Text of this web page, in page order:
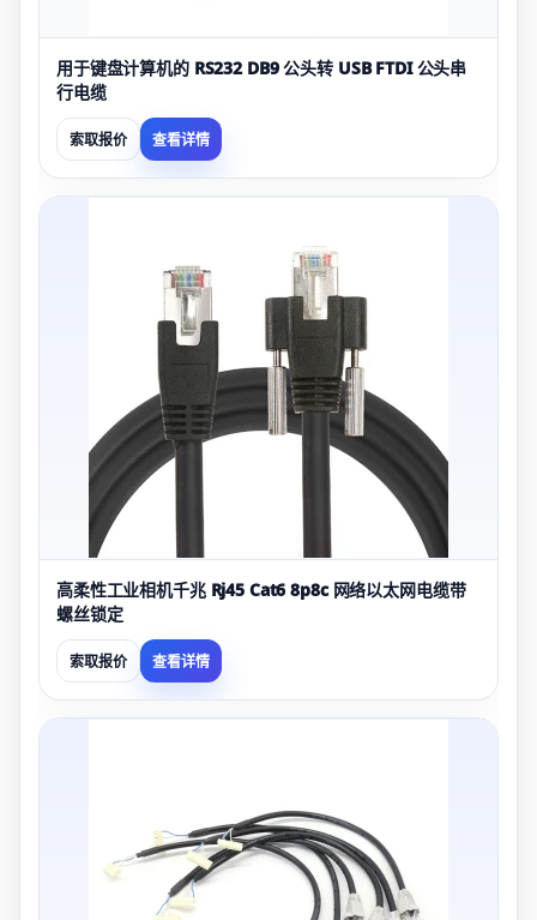
用于键盘计算机的 RS232 DB9 公头转 USB FTDI 公头串
行电缆
索取报价 查看详情
高柔性工业相机千兆 Rj45 Cat6 8p8c 网络以太网电缆带
螺丝锁定
索取报价 查看详情